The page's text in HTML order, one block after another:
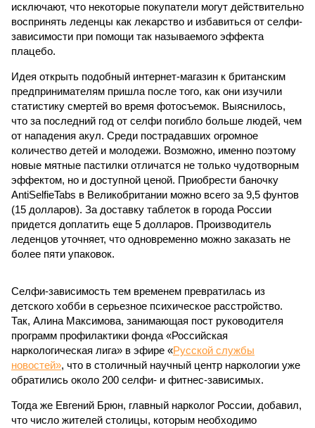
исключают, что некоторые покупатели могут действительно
воспринять леденцы как лекарство и избавиться от селфи-
зависимости при помощи так называемого эффекта
плацебо.
Идея открыть подобный интернет-магазин к британским
предпринимателям пришла после того, как они изучили
статистику смертей во время фотосъемок. Выяснилось,
что за последний год от селфи погибло больше людей, чем
от нападения акул. Среди пострадавших огромное
количество детей и молодежи. Возможно, именно поэтому
новые мятные пастилки отличатся не только чудотворным
эффектом, но и доступной ценой. Приобрести баночку
AntiSelfieTabs в Великобритании можно всего за 9,5 фунтов
(15 долларов). За доставку таблеток в города России
придется доплатить еще 5 долларов. Производитель
леденцов уточняет, что одновременно можно заказать не
более пяти упаковок.
Селфи-зависимость тем временем превратилась из
детского хобби в серьезное психическое расстройство.
Так, Алина Максимова, занимающая пост руководителя
программ профилактики фонда «Российская
наркологическая лига» в эфире «Русской службы
новостей», что в столичный научный центр наркологии уже
обратились около 200 селфи- и фитнес-зависимых.
Тогда же Евгений Брюн, главный нарколог России, добавил,
что число жителей столицы, которым необходимо